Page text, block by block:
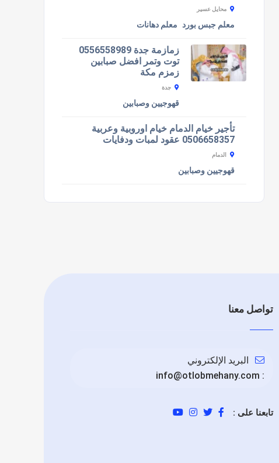
محايل عسير
معلم جبس بورد معلم دهانات
زمازمة جدة 0556558989
توت وتمر افضل صبابين
زمزم مكة
جدة
قهوجيين وصبابين
تأجير خيام الدمام خيام اوروبية وعربية
0506658357 عقود لمبات ودفايات
الدمام
قهوجيين وصبابين
تواصل معنا
البريد الإلكتروني
:
info@otlobmehany.com
تابعنا على :